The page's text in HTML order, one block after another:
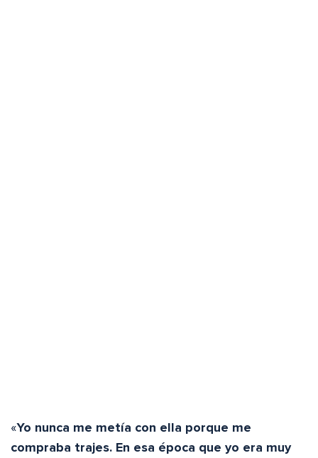
«Yo nunca me metía con ella porque me
compraba trajes. En esa época que yo era muy